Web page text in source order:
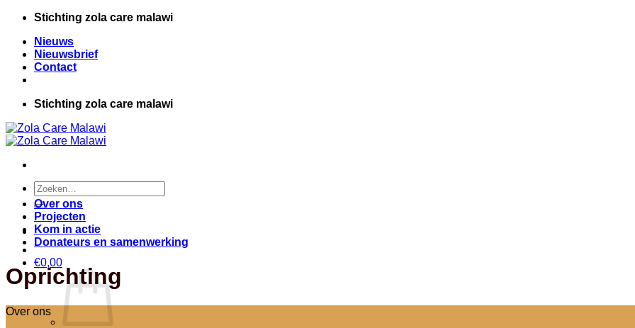
inhoud
Stichting zola care malawi
Nieuws
Nieuwsbrief
Contact
Stichting zola care malawi
Zoeken
naar:
€0,00
Over ons
Projecten
Kom in actie
Donateurs en samenwerking
Oprichting
Over ons